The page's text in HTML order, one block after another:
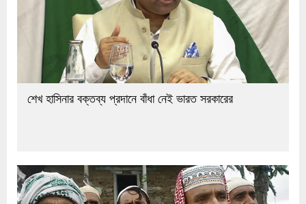
শেখ হাসিনার বক্তব্য প্রদানে বাঁধা নেই ভারত সরকারের